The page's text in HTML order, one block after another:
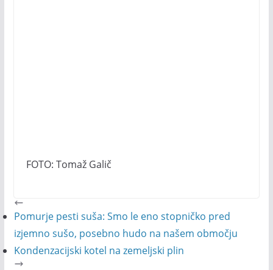
FOTO: Tomaž Galič
Pomurje pesti suša: Smo le eno stopničko pred
izjemno sušo, posebno hudo na našem območju
Kondenzacijski kotel na zemeljski plin